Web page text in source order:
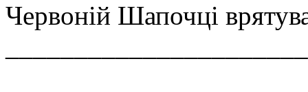
Червоній Шапочці